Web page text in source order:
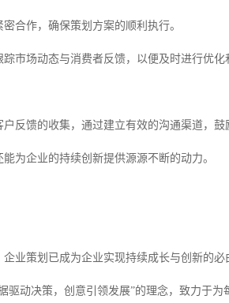
合作，确保策划方案的顺利执行。
市场动态与消费者反馈，以便及时进行优化
反馈的收集，通过建立有效的沟通渠道，鼓
为企业的持续创新提供源源不断的动力。
业策划已成为企业实现持续成长与创新的必
驱动决策，创意引领发展”的理念，致力于为